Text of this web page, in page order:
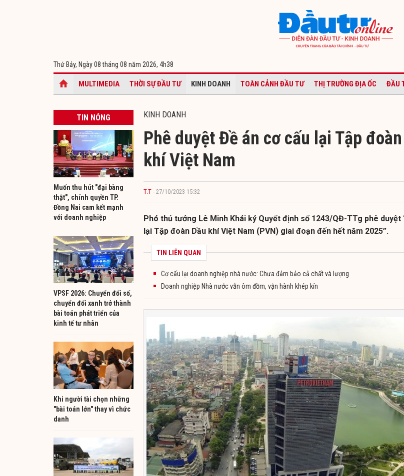
Thứ Bảy, Ngày 08 tháng 08 năm 2026, 4h38
MULTIMEDIA THỜI SỰ ĐẦU TƯ KINH DOANH TOÀN CẢNH ĐẦU TƯ THỊ TRƯỜNG ĐỊA ỐC ĐẦU
TIN NÓNG
Muốn thu hút "đại bàng
thật", chính quyền TP.
Đồng Nai cam kết mạnh
với doanh nghiệp
VPSF 2026: Chuyển đổi số,
chuyển đổi xanh trở thành
bài toán phát triển của
kinh tế tư nhân
Khi người tài chọn những
"bài toán lớn" thay vì chức
danh
KINH DOANH
Phê duyệt Đề án cơ cấu lại Tập
khí Việt Nam
T.T - 27/10/2023 15:32
Phó thủ tướng Lê Minh Khái ký Quyết định số 1243/QĐ-TTg phê duyệt
lại Tập đoàn Dầu khí Việt Nam (PVN) giai đoạn đến hết năm 2025”.
TIN LIÊN QUAN
Cơ cấu lại doanh nghiệp nhà nước: Chưa đảm bảo cả chất và lượng
Doanh nghiệp Nhà nước vẫn ôm đồm, vận hành khép kín